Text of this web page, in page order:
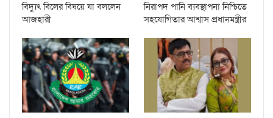
বিদ্যুৎ বিলের বিষয়ে যা বললেন
আজহারী
নিরাপদ পানি ব্যবস্থাপনা নিশ্চিতে
সহযোগিতার আশ্বাস প্রধানমন্ত্রীর